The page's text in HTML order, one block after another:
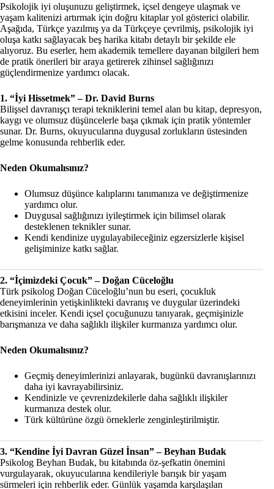
Psikolojik iyi oluşunuzu geliştirmek, içsel dengeye ulaşmak ve
yaşam kalitenizi artırmak için doğru kitaplar yol gösterici olabilir.
Aşağıda, Türkçe yazılmış ya da Türkçeye çevrilmiş, psikolojik iyi
oluşa katkı sağlayacak beş harika kitabı detaylı bir şekilde ele
alıyoruz. Bu eserler, hem akademik temellere dayanan bilgileri hem
de pratik önerileri bir araya getirerek zihinsel sağlığınızı
güçlendirmenize yardımcı olacak.
1. “İyi Hissetmek” – Dr. David Burns
Bilişsel davranışçı terapi tekniklerini temel alan bu kitap, depresyon,
kaygı ve olumsuz düşüncelerle başa çıkmak için pratik yöntemler
sunar. Dr. Burns, okuyucularına duygusal zorlukların üstesinden
gelme konusunda rehberlik eder.
Neden Okumalısınız?
Olumsuz düşünce kalıplarını tanımanıza ve değiştirmenize
yardımcı olur.
Duygusal sağlığınızı iyileştirmek için bilimsel olarak
desteklenen teknikler sunar.
Kendi kendinize uygulayabileceğiniz egzersizlerle kişisel
gelişiminize katkı sağlar.
2. “İçimizdeki Çocuk” – Doğan Cüceloğlu
Türk psikolog Doğan Cüceloğlu’nun bu eseri, çocukluk
deneyimlerinin yetişkinlikteki davranış ve duygular üzerindeki
etkisini inceler. Kendi içsel çocuğunuzu tanıyarak, geçmişinizle
barışmanıza ve daha sağlıklı ilişkiler kurmanıza yardımcı olur.
Neden Okumalısınız?
Geçmiş deneyimlerinizi anlayarak, bugünkü davranışlarınızı
daha iyi kavrayabilirsiniz.
Kendinizle ve çevrenizdekilerle daha sağlıklı ilişkiler
kurmanıza destek olur.
Türk kültürüne özgü örneklerle zenginleştirilmiştir.
3. “Kendine İyi Davran Güzel İnsan” – Beyhan Budak
Psikolog Beyhan Budak, bu kitabında öz-şefkatin önemini
vurgulayarak, okuyucularına kendileriyle barışık bir yaşam
sürmeleri için rehberlik eder. Günlük yaşamda karşılaşılan